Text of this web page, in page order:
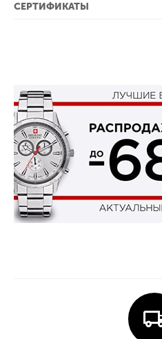
СЕРТИФИКАТЫ